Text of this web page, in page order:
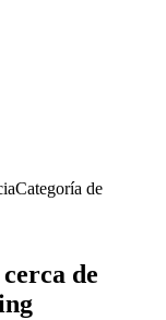
Categoría de
de